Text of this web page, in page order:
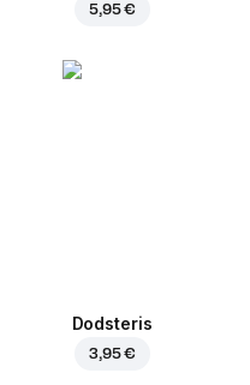
5,95 €
Dodsteris
3,95 €